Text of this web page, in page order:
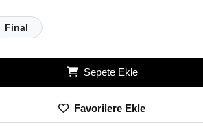
Final
Sepete Ekle
Favorilere Ekle